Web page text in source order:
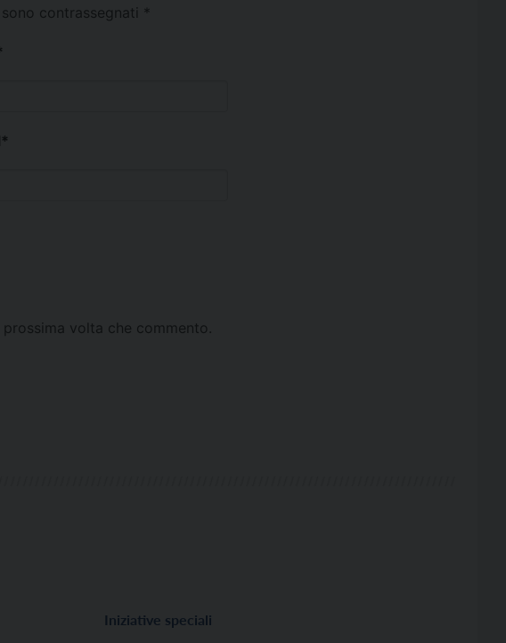
contrassegnati *
*
volta che commento.
Iniziative speciali